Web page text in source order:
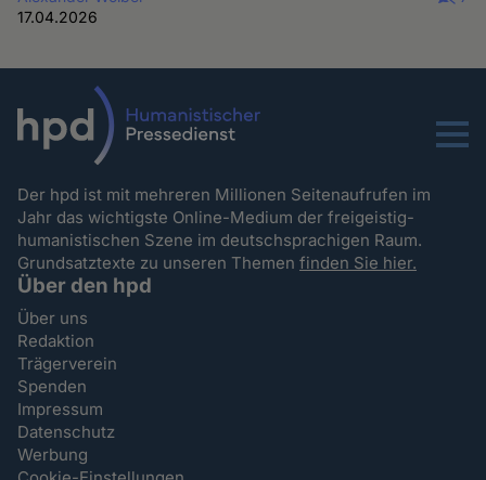
17.04.2026
Menu
Der hpd ist mit mehreren Millionen Seitenaufrufen im
Jahr das wichtigste Online-Medium der freigeistig-
humanistischen Szene im deutschsprachigen Raum.
Grundsatztexte zu unseren Themenfinden Sie hier.
Über den hpd
Über uns
Redaktion
Trägerverein
Spenden
Impressum
Datenschutz
Werbung